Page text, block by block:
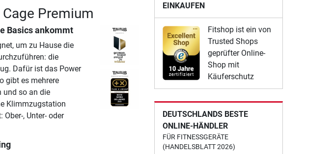
Premium
Basics ankommt
um zu Hause die
die
Dafür ist das Power
gibt es mehrere
und so an die
Klimmzugstation
, Unter- oder
EINKAUFEN
Fitshop ist ein von
Trusted Shops
geprüfter Online-
Shop mit
Käuferschutz
DEUTSCHLANDS BESTE
ONLINE-HÄNDLER
FÜR FITNESSGERÄTE
(HANDELSBLATT 2026)